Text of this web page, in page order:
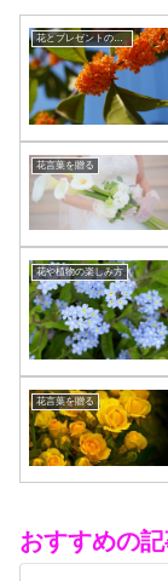
花とプレゼントの選び方
花言葉を贈る
花や植物の楽しみ方
花言葉を贈る
おすすめの